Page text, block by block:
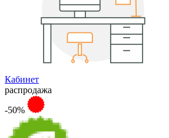
Кабинет
распродажа
-50%